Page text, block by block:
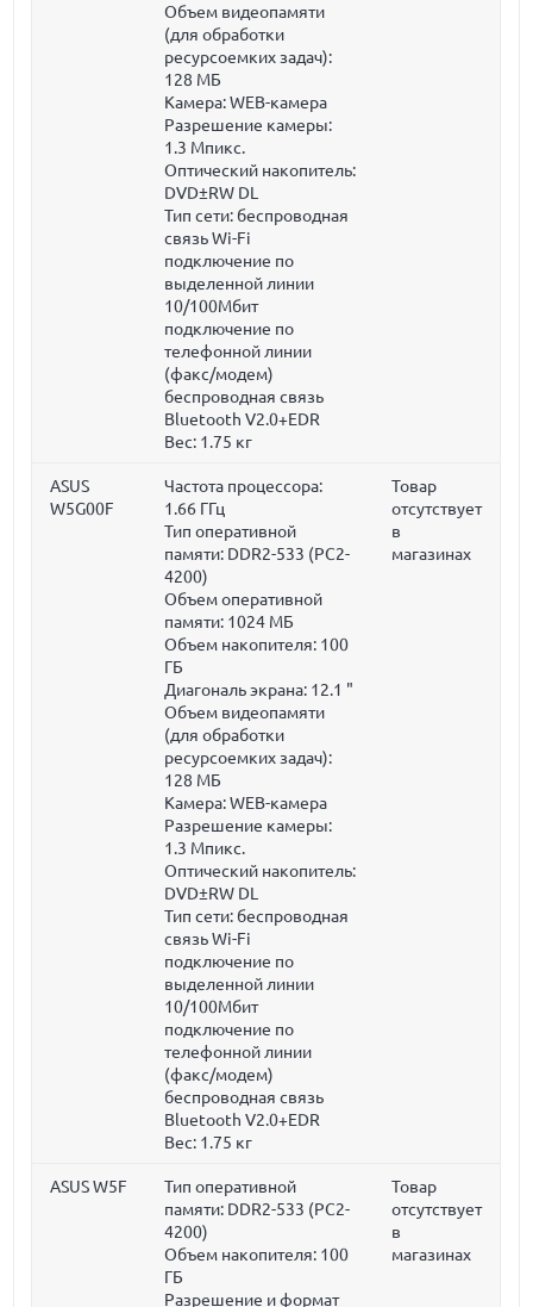
Объем видеопамяти
(для обработки
ресурсоемких задач):
128 МБ
Камера: WEB-камера
Разрешение камеры:
1.3 Мпикс.
Оптический накопитель:
DVD±RW DL
Тип сети: беспроводная
связь Wi-Fi
подключение по
выделенной линии
10/100Мбит
подключение по
телефонной линии
(факс/модем)
беспроводная связь
Bluetooth V2.0+EDR
Вес: 1.75 кг
ASUS
W5G00F
Частота процессора:
1.66 ГГц
Тип оперативной
памяти: DDR2-533 (PC2-
4200)
Объем оперативной
памяти: 1024 МБ
Объем накопителя: 100
ГБ
Диагональ экрана: 12.1 "
Объем видеопамяти
(для обработки
ресурсоемких задач):
128 МБ
Камера: WEB-камера
Разрешение камеры:
1.3 Мпикс.
Оптический накопитель:
DVD±RW DL
Тип сети: беспроводная
связь Wi-Fi
подключение по
выделенной линии
10/100Мбит
подключение по
телефонной линии
(факс/модем)
беспроводная связь
Bluetooth V2.0+EDR
Вес: 1.75 кг
Товар
отсутствует
в
магазинах
ASUS W5F
Тип оперативной
памяти: DDR2-533 (PC2-
4200)
Объем накопителя: 100
ГБ
Разрешение и формат
Товар
отсутствует
в
магазинах